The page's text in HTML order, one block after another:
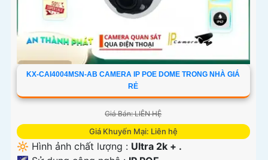
KX-CAI4004MSN-AB CAMERA IP POE DOME TRONG NHÀ GIÁ
RẺ
Giá Bán: LIÊN HỆ
Giá Khuyến Mại: Liên hệ
🔆 Hình ảnh chất lượng : Ultra 2k + .